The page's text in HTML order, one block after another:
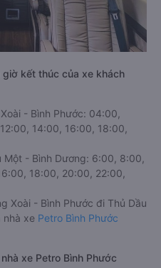
kết thúc của xe khách
- Bình Phước: 04:00,
14:00, 16:00, 18:00,
Một - Bình Dương: 6:00, 8:00,
18:00, 20:00, 22:00,
Xoài - Bình Phước đi Thủ Dầu
nhà xe Petro Bình Phước
xe Petro Bình Phước